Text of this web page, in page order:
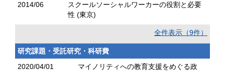
2014/06
スクールソーシャルワーカーの役割と必要
性 (東京)
全件表示（9件）
研究課題・受託研究・科研費
2020/04/01
マイノリティへの教育支援をめぐる政